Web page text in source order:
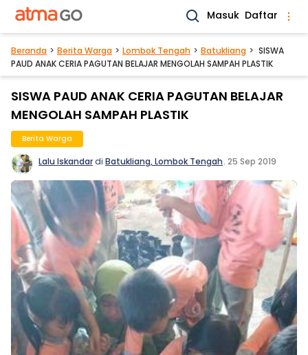
Masuk Daftar
Beranda Berita Warga Lombok Tengah Batukliang
SISWA
PAUD ANAK CERIA PAGUTAN BELAJAR MENGOLAH SAMPAH PLASTIK
SISWA PAUD ANAK CERIA PAGUTAN BELAJAR
MENGOLAH SAMPAH PLASTIK
Berita Warga
Lalu Iskandardi Batukliang, Lombok Tengah. 25 Sep 2019